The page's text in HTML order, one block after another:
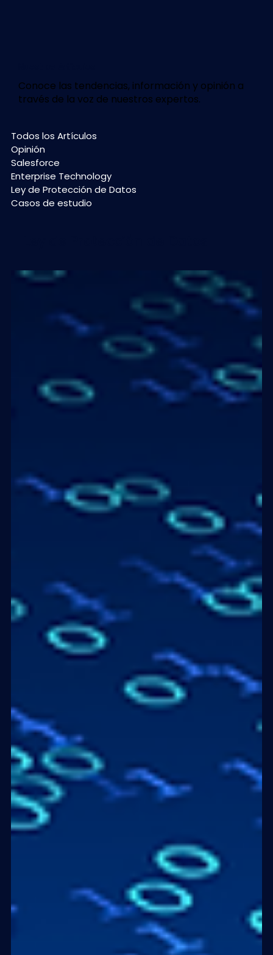
Todos los Artículos
Opinión
Salesforce
Enterprise Technology
Ley de Protección de Datos
Casos de estudio
Conoce las tendencias, información y opinión a
través de la voz de nuestros expertos.